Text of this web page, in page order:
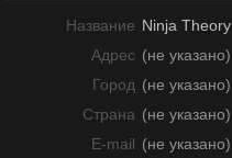
Название Ninja Theory
Адрес (не указано)
Город (не указано)
Страна (не указано)
E-mail (не указано)